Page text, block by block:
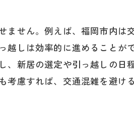
リストの作成で時間を節約する
必須荷物リストに含めるべき
リストを活用した効果的な仕
に備えた簡単チェックリスト
をスムーズにする荷物リスト
せん。例えば、福岡市内は
しは効率的に進めることが
新居の選定や引っ越しの日
慮すれば、交通混雑を避け